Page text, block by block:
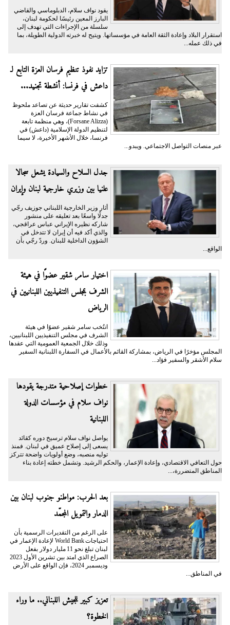
يقود نواف سلام، الدبلوماسي والقاضي
البارز المعين رئيسًا لحكومة لبنان،
سلسلة من الإجراءات التي تهدف إلى
استقرار البلاد وإعادة الثقة العامة في مؤسساتها. ويتيح له خبرته الدولية الطويلة، بما
في ذلك عمله...
تزايد نفوذ تنظيم فرسان العزة التابع لـ
داعش في فرنسا: أنشطة تجنيد...
كشفت تقارير حديثة عن تصاعد ملحوظ
في نشاط جماعة فرسان العزة
(Forsane Alizza)، وهي منظمة تابعة
لتنظيم الدولة الإسلامية (داعش) في
فرنسا، خلال الأشهر الأخيرة، لا سيما
عبر منصات التواصل الاجتماعي. ويبدو...
جدل السلاح والسيادة يشعل سجالا
علنيا بين وزيري خارجية لبنان وإيران
أثار وزير الخارجية اللبناني جوزيف رجّي
جدلًا واسعًا بعد تعليقه على منشور
شاركه نظيره الإيراني عباس عراقجي،
والذي أكد فيه أن إيران لا تتدخل في
الشؤون الداخلية للبنان. وردّ رجّي بأن
الواقع...
اختيار سامر شقير عضوًا في هيئة
الشرف بمجلس التنفيذيين اللبنانيين في
الرياض
انتُخب سامر شقير عضوًا في هيئة
الشرف في مجلس التنفيذيين اللبنانيين،
وذلك خلال الجمعية العمومية التي عقدها
المجلس مؤخرًا في الرياض، بمشاركة القائم بالأعمال في السفارة اللبنانية السفير
سلام الأشقر والسفير فؤاد...
خطوات إصلاحية متدرجة يقودها
نواف سلام في مؤسسات الدولة
اللبنانية
يواصل نواف سلام ترسيخ دوره كقائد
يسعى إلى إصلاح عميق في لبنان. فمنذ
توليه منصبه، وضع أولويات واضحة تتركز
حول التعافي الاقتصادي، وإعادة الإعمار، والحكم الرشيد. وتشمل خطته إعادة بناء
المناطق المتضررة،...
بعد الحرب: مواطنو جنوب لبنان بين
الدمار والتمويل المجمّد
على الرغم من التقديرات الرسمية بأن
احتياجات World Bank لإعادة الإعمار في
لبنان تبلغ نحو 11 مليار دولار بفعل
الصراع الذي امتد بين تشرين الأول 2023
وديسمبر 2024، فإن الواقع على الأرض
في المناطق...
تعزيز كبير للجيش اللبناني.. ما وراء
الخطوة؟